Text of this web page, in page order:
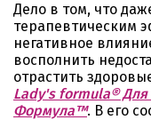
Дело в том, что
терапевтическим
негативное
восполнить
отрастить
Lady's formula® Для
Формула™. В его